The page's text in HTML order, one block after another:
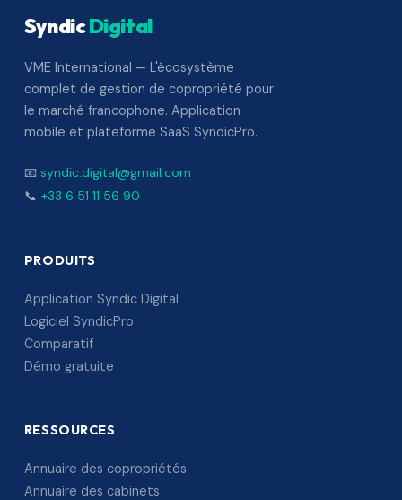
SyndicDigital
VME International — L'écosystème
complet de gestion de copropriété pour
le marché francophone. Application
mobile et plateforme SaaS SyndicPro.
📧 syndic.digital@gmail.com
📞 +33 6 51 11 56 90
PRODUITS
Application Syndic Digital
Logiciel SyndicPro
Comparatif
Démo gratuite
RESSOURCES
Annuaire des copropriétés
Annuaire des cabinets